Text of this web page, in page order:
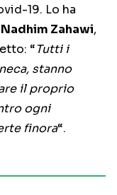
19. Lo ha
Nadhim Zahawi,
“Tutti i
stanno
il proprio
ogni
finora“.